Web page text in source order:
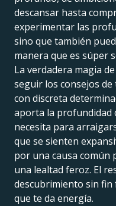
descansar hasta
experimentar las
sino que también
manera que es súper
La verdadera magia
seguir los consejos de
con discreta
aporta la profundidad
necesita para
que se sienten
por una causa común
una lealtad feroz. El
descubrimiento sin fin
que te da energía.